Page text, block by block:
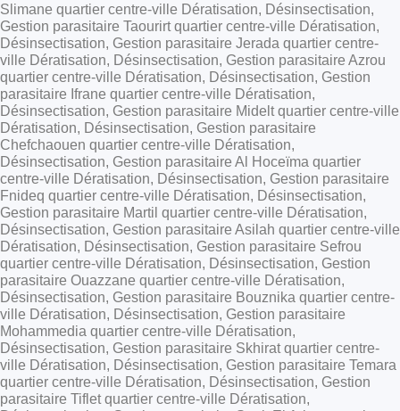
Slimane quartier centre-ville Dératisation, Désinsectisation,
Gestion parasitaire Taourirt quartier centre-ville Dératisation,
Désinsectisation, Gestion parasitaire Jerada quartier centre-
ville Dératisation, Désinsectisation, Gestion parasitaire Azrou
quartier centre-ville Dératisation, Désinsectisation, Gestion
parasitaire Ifrane quartier centre-ville Dératisation,
Désinsectisation, Gestion parasitaire Midelt quartier centre-ville
Dératisation, Désinsectisation, Gestion parasitaire
Chefchaouen quartier centre-ville Dératisation,
Désinsectisation, Gestion parasitaire Al Hoceïma quartier
centre-ville Dératisation, Désinsectisation, Gestion parasitaire
Fnideq quartier centre-ville Dératisation, Désinsectisation,
Gestion parasitaire Martil quartier centre-ville Dératisation,
Désinsectisation, Gestion parasitaire Asilah quartier centre-ville
Dératisation, Désinsectisation, Gestion parasitaire Sefrou
quartier centre-ville Dératisation, Désinsectisation, Gestion
parasitaire Ouazzane quartier centre-ville Dératisation,
Désinsectisation, Gestion parasitaire Bouznika quartier centre-
ville Dératisation, Désinsectisation, Gestion parasitaire
Mohammedia quartier centre-ville Dératisation,
Désinsectisation, Gestion parasitaire Skhirat quartier centre-
ville Dératisation, Désinsectisation, Gestion parasitaire Temara
quartier centre-ville Dératisation, Désinsectisation, Gestion
parasitaire Tiflet quartier centre-ville Dératisation,